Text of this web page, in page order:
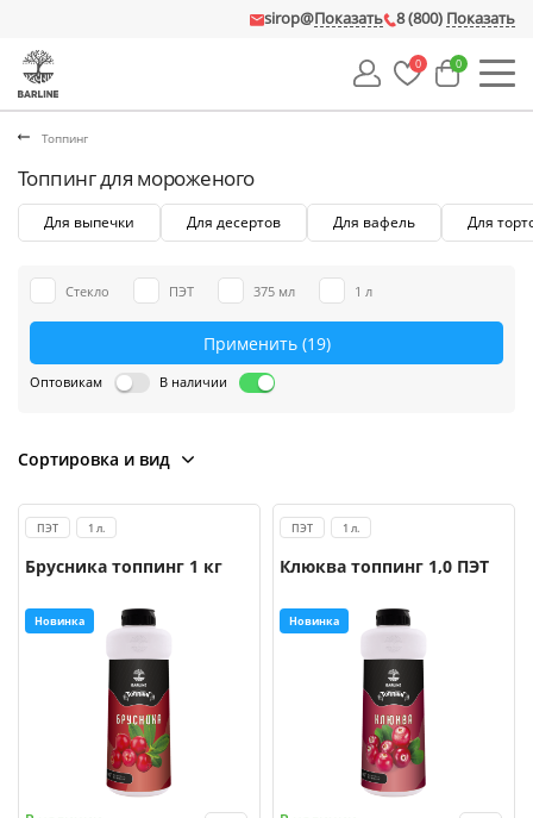
sirop@Показать 8 (800) Показать
0 0
Топпинг
Топпинг для мороженого
Для выпечки Для десертов Для вафель Для
Стекло ПЭТ 375 мл 1 л
Применить (19)
Оптовикам В наличии
Сортировка и вид
ПЭТ 1 л.
Брусника топпинг 1 кг
Новинка
ПЭТ 1 л.
Клюква топпинг 1,0 ПЭТ
Новинка